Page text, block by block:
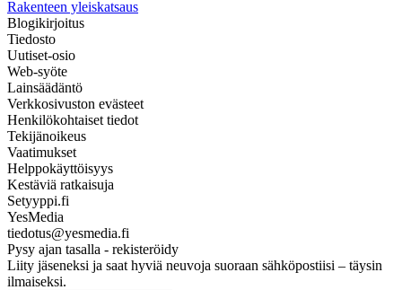
Rakenteen yleiskatsaus
Blogikirjoitus
Tiedosto
Uutiset-osio
Web-syöte
Lainsäädäntö
Verkkosivuston evästeet
Henkilökohtaiset tiedot
Tekijänoikeus
Vaatimukset
Helppokäyttöisyys
Kestäviä ratkaisuja
Setyyppi.fi
YesMedia
tiedotus@yesmedia.fi
Pysy ajan tasalla - rekisteröidy
Liity jäseneksi ja saat hyviä neuvoja suoraan sähköpostiisi – täysin
ilmaiseksi.